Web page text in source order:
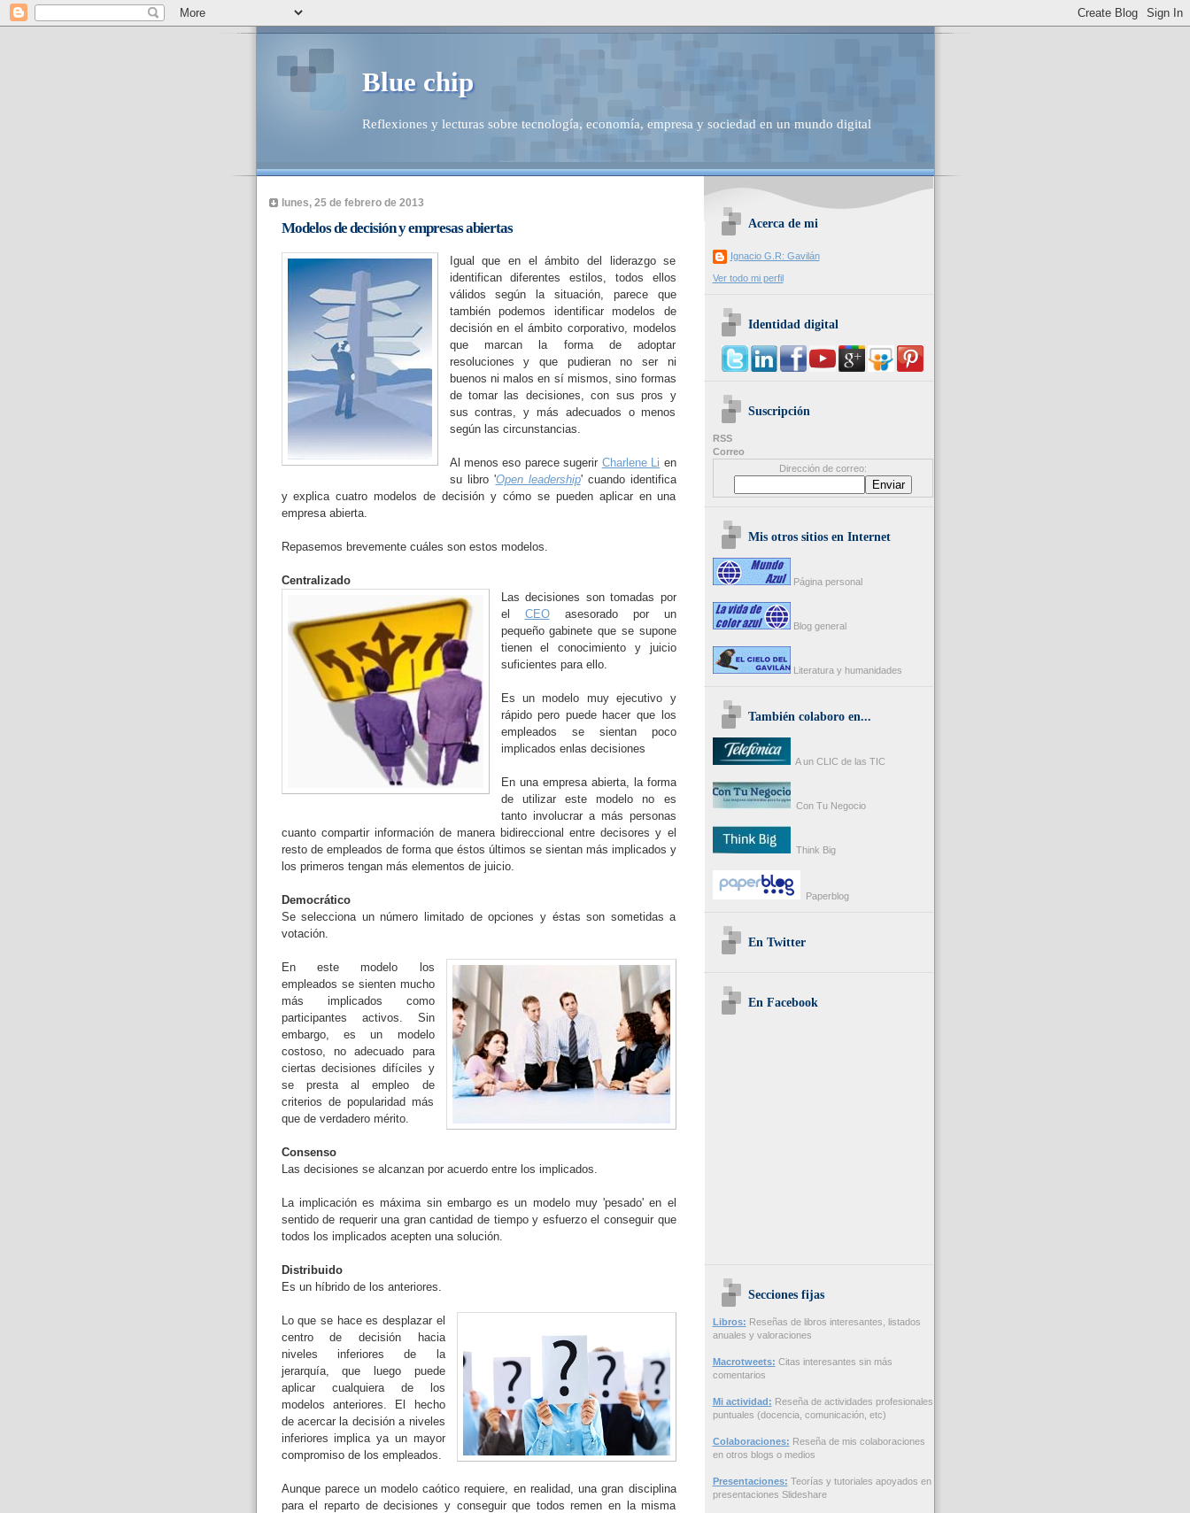
Blue chip
Reflexiones y lecturas sobre tecnología, economía, empresa y sociedad en un mundo digital
lunes, 25 de febrero de 2013
Modelos de decisión y empresas abiertas
Igual que en el ámbito del liderazgo se
identifican diferentes estilos, todos ellos
válidos según la situación, parece que
también podemos identificar modelos de
decisión en el ámbito corporativo, modelos
que marcan la forma de adoptar
resoluciones y que pudieran no ser ni
buenos ni malos en sí mismos, sino formas
de tomar las decisiones, con sus pros y
sus contras, y más adecuados o menos
según las circunstancias.
Al menos eso parece sugerir Charlene Li en
su libro 'Open leadership' cuando identifica
y explica cuatro modelos de decisión y cómo se pueden aplicar en una
empresa abierta.
Repasemos brevemente cuáles son estos modelos.
Centralizado
Las decisiones son tomadas por
el CEOasesorado por un
pequeño gabinete que se supone
tienen el conocimiento y juicio
suficientes para ello.
Es un modelo muy ejecutivo y
rápido pero puede hacer que los
empleados se sientan poco
implicados enlas decisiones
En una empresa abierta, la forma
de utilizar este modelo no es
tanto involucrar a más personas
cuanto compartir información de manera bidireccional entre decisores y el
resto de empleados de forma que éstos últimos se sientan más implicados y
los primeros tengan más elementos de juicio.
Democrático
Se selecciona un número limitado de opciones y éstas son sometidas a
votación.
En este modelo los
empleados se sienten mucho
más implicados como
participantes activos. Sin
embargo, es un modelo
costoso, no adecuado para
ciertas decisiones difíciles y
se presta al empleo de
criterios de popularidad más
que de verdadero mérito.
Consenso
Las decisiones se alcanzan por acuerdo entre los implicados.
La implicación es máxima sin embargo es un modelo muy 'pesado' en el
sentido de requerir una gran cantidad de tiempo y esfuerzo el conseguir que
todos los implicados acepten una solución.
Distribuido
Es un híbrido de los anteriores.
Lo que se hace es desplazar el
centro de decisión hacia
niveles inferiores de la
jerarquía, que luego puede
aplicar cualquiera de los
modelos anteriores. El hecho
de acercar la decisión a niveles
inferiores implica ya un mayor
compromiso de los empleados.
Aunque parece un modelo caótico requiere, en realidad, una gran disciplina
para el reparto de decisiones y conseguir que todos remen en la misma
Acerca de mi
Ignacio G.R: Gavilán
Ver todo mi perfil
Identidad digital
Suscripción
RSS
Correo
Dirección de correo:
Mis otros sitios en Internet
Página personal
Blog general
Literatura y humanidades
También colaboro en...
A un CLIC de las TIC
Con Tu Negocio
Think Big
Paperblog
En Twitter
En Facebook
Secciones fijas
Libros: Reseñas de libros interesantes, listados
anuales y valoraciones
Macrotweets: Citas interesantes sin más
comentarios
Mi actividad: Reseña de actividades profesionales
puntuales (docencia, comunicación, etc)
Colaboraciones: Reseña de mis colaboraciones
en otros blogs o medios
Presentaciones: Teorías y tutoriales apoyados en
presentaciones Slideshare